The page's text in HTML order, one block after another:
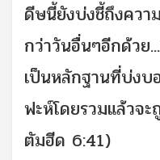
ดีษนี้ยังบ่งชี้ถึงควา
กว่าวันอื่นๆอีกด้วย
เป็นหลักฐานที่บ่งบ
ฟะห์โดยรวมแล้วจ
ตัมฮีด 6:41)